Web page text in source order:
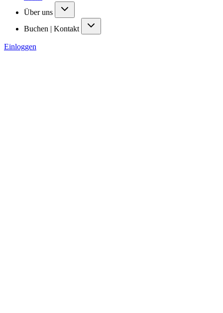
Über uns
Buchen | Kontakt
Einloggen